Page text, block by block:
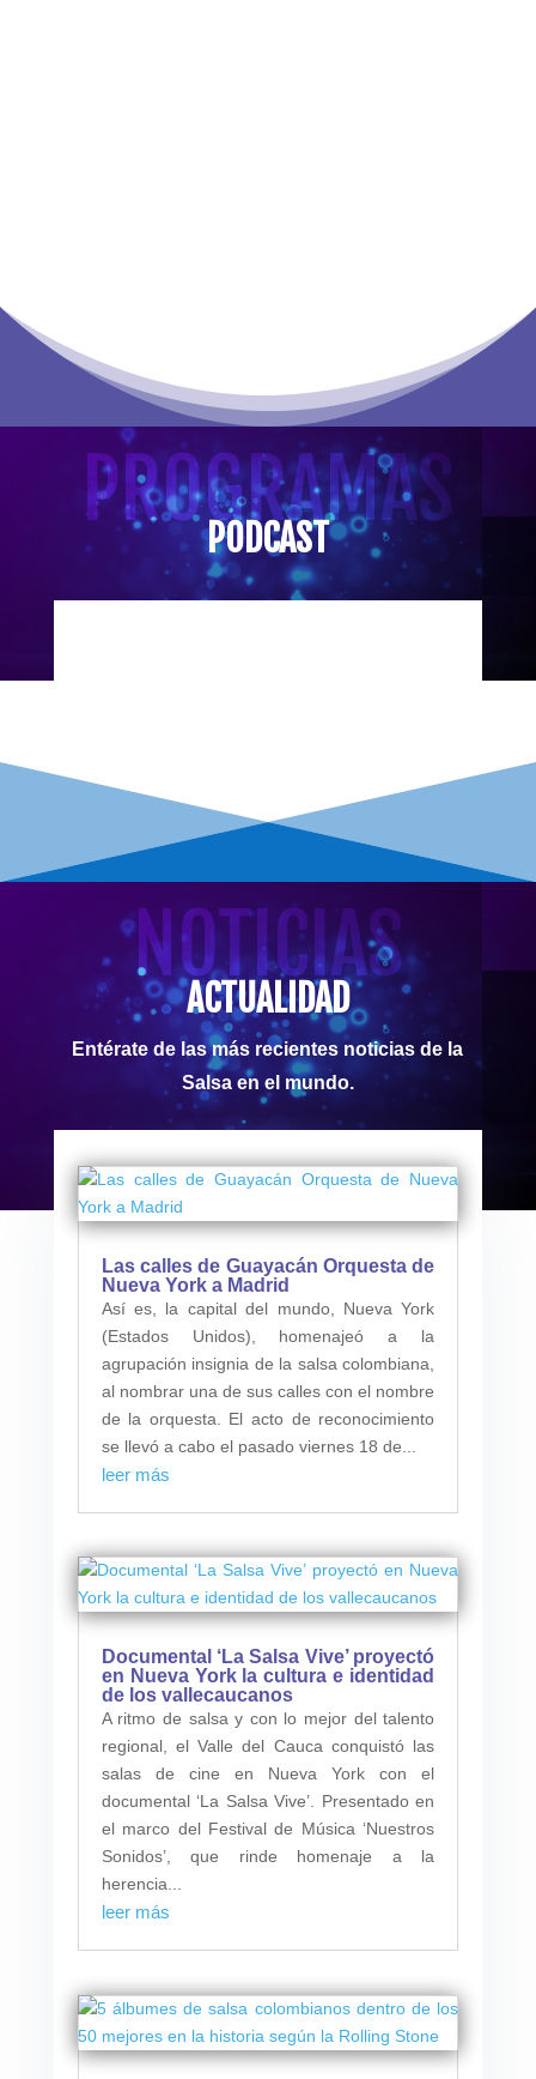
PROGRAMAS
PODCAST
NOTICIAS
ACTUALIDAD
Entérate de las más recientes noticias de la
Salsa en el mundo.
Las calles de Guayacán Orquesta de
Nueva York a Madrid
Así es, la capital del mundo, Nueva York
(Estados Unidos), homenajeó a la
agrupación insignia de la salsa colombiana,
al nombrar una de sus calles con el nombre
de la orquesta. El acto de reconocimiento
se llevó a cabo el pasado viernes 18 de...
leer más
Documental ‘La Salsa Vive’ proyectó
en Nueva York la cultura e identidad
de los vallecaucanos
A ritmo de salsa y con lo mejor del talento
regional, el Valle del Cauca conquistó las
salas de cine en Nueva York con el
documental ‘La Salsa Vive’. Presentado en
el marco del Festival de Música ‘Nuestros
Sonidos’, que rinde homenaje a la
herencia...
leer más